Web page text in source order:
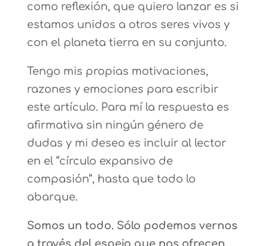
como reflexión, que quiero lanzar es si
estamos unidos a otros seres vivos y
con el planeta tierra en su conjunto.
Tengo mis propias motivaciones,
razones y emociones para escribir
este artículo. Para mí la respuesta es
afirmativa sin ningún género de
dudas y mi deseo es incluir al lector
en el “círculo expansivo de
compasión”, hasta que todo lo
abarque.
Somos un todo. Sólo podemos vernos
a través del espejo que nos ofrecen